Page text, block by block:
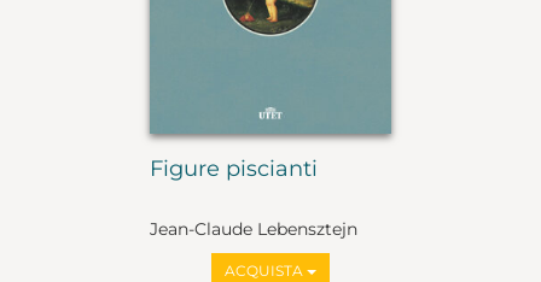
Figure piscianti
Jean-Claude Lebensztejn
ACQUISTA